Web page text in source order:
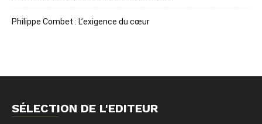
Philippe Combet : L’exigence du cœur
SÉLECTION DE L'EDITEUR